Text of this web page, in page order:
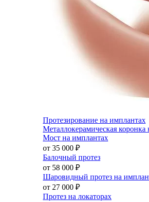
Протезирование на имплантах
Металлокерамическая коронка
Мост на имплантах
от 35 000 ₽
Балочный протез
от 58 000 ₽
Шаровидный протез на
от 27 000 ₽
Протез на локаторах